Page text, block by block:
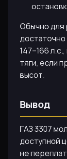
Обычно для
достаточно
147–166
тяги, если
высот.
Вывод
ГАЗ 3307
доступной
не